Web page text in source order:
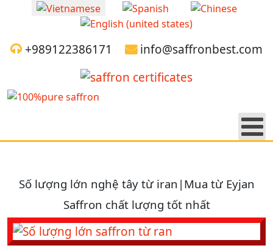
Chọn ngôn ngữ của bạn
+989122386171 info@saffronbest.com
Số lượng lớn nghệ tây từ iran|Mua từ Eyjan
Saffron chất lượng tốt nhất